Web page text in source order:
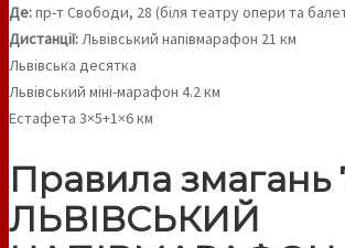
Де:пр-т Свободи, 28 (біля театру опери та
Дистанції:Львівський напівмарафон 21 км
Львівська десятка
Львівський міні-марафон 4.2 км
Естафета 3×5+1×6 км
Правила змагань
ЛЬВІВСЬКИЙ